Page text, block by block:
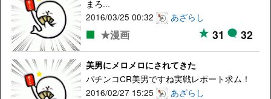
まろ...
2016/03/25 00:32
あざらし
★漫画 31 32
美男にメロメロにされてきた
パチンコCR美男ですね実戦レポート求ム！
2016/02/27 15:25
あざらし